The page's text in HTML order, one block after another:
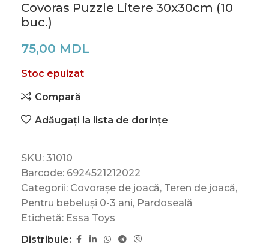
Covoras Puzzle Litere 30x30cm (10
buc.)
75,00 MDL
Stoc epuizat
Compară
Adăugați la lista de dorințe
SKU: 31010
Barcode: 6924521212022
Categorii: Covorașe de joacă, Teren de joacă,
Pentru bebeluși 0-3 ani, Pardoseală
Etichetă: Essa Toys
Distribuie: